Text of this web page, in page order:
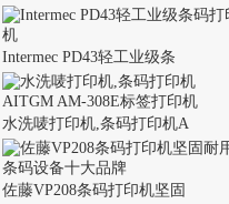
Intermec PD43轻工业级条
水洗唛打印机,条码打印机A
佐藤VP208条码打印机坚固